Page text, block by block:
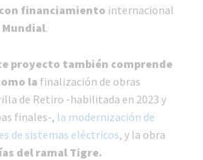
financiamiento internacional
Mundial.
proyecto también comprende
la finalización de obras
de Retiro -habilitada en 2023 y
finales-, la modernización de
de sistemas eléctricos, y la obra
del ramal Tigre.